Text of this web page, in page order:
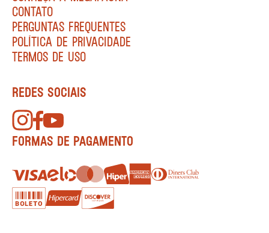
CONTATO
PERGUNTAS FREQUENTES
POLÍTICA DE PRIVACIDADE
TERMOS DE USO
REDES SOCIAIS
FORMAS DE PAGAMENTO